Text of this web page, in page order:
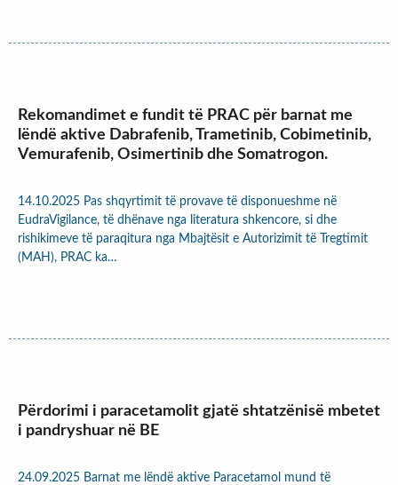
Rekomandimet e fundit të PRAC për barnat me
lëndë aktive Dabrafenib, Trametinib, Cobimetinib,
Vemurafenib, Osimertinib dhe Somatrogon.
14.10.2025 Pas shqyrtimit të provave të disponueshme në
EudraVigilance, të dhënave nga literatura shkencore, si dhe
rishikimeve të paraqitura nga Mbajtësit e Autorizimit të Tregtimit
(MAH), PRAC ka…
Përdorimi i paracetamolit gjatë shtatzënisë mbetet
i pandryshuar në BE
24.09.2025 Barnat me lëndë aktive Paracetamol mund të